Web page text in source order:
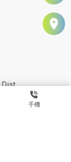
手機
Dist.,